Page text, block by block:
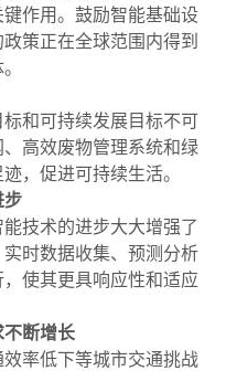
作用。鼓励智能基础设
策正在全球范围内得到
和可持续发展目标不可
高效废物管理系统和绿
，促进可持续生活。
步
技术的进步大大增强了
时数据收集、预测分析
使其更具响应性和适应
断增长
率低下等城市交通挑战